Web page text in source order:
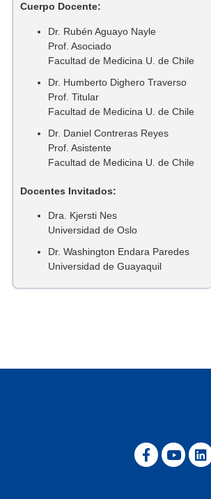
Cuerpo Docente:
Dr. Rubén Aguayo Nayle
Prof. Asociado
Facultad de Medicina U. de Chile
Dr. Humberto Dighero Traverso
Prof. Titular
Facultad de Medicina U. de Chile
Dr. Daniel Contreras Reyes
Prof. Asistente
Facultad de Medicina U. de Chile
Docentes Invitados:
Dra. Kjersti Nes
Universidad de Oslo
Dr. Washington Endara Paredes
Universidad de Guayaquil